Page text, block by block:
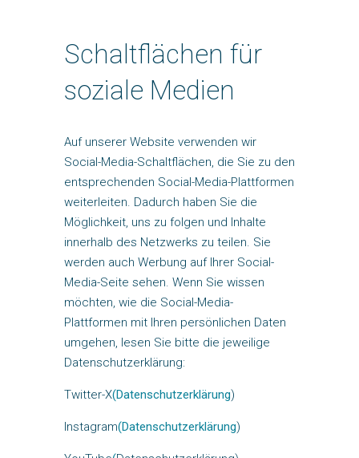
Schaltflächen für
soziale Medien
Auf unserer Website verwenden wir
Social-Media-Schaltflächen, die Sie zu den
entsprechenden Social-Media-Plattformen
weiterleiten. Dadurch haben Sie die
Möglichkeit, uns zu folgen und Inhalte
innerhalb des Netzwerks zu teilen. Sie
werden auch Werbung auf Ihrer Social-
Media-Seite sehen. Wenn Sie wissen
möchten, wie die Social-Media-
Plattformen mit Ihren persönlichen Daten
umgehen, lesen Sie bitte die jeweilige
Datenschutzerklärung:
Twitter-X(Datenschutzerklärung)
Instagram(Datenschutzerklärung)